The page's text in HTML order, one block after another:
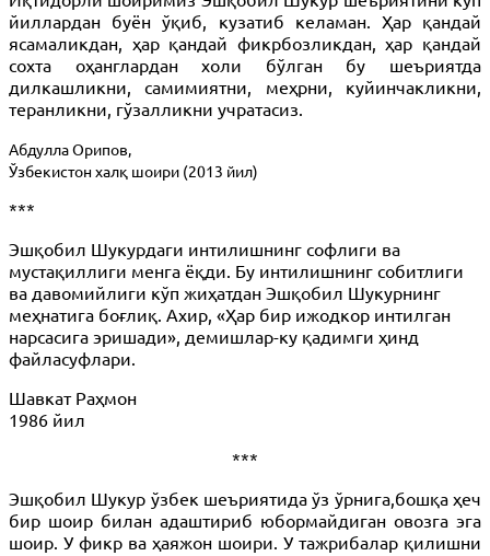
йиллардан буён ўқиб, кузатиб келаман. Ҳар қандай
ясамаликдан, ҳар қандай фикрбозликдан, ҳар қандай
сохта оҳанглардан холи бўлган бу шеъриятда
дилкашликни, самимиятни, меҳрни, куйинчакликни,
теранликни, гўзалликни учратасиз.
Абдулла Орипов,
Ўзбекистон халқ шоири (2013 йил)
***
Эшқобил Шукурдаги интилишнинг софлиги ва
мустақиллиги менга ёқди. Бу интилишнинг собитлиги
ва давомийлиги кўп жиҳатдан Эшқобил Шукурнинг
меҳнатига боғлиқ. Ахир, «Ҳар бир ижодкор интилган
нарсасига эришади», демишлар-ку қадимги ҳинд
файласуфлари.
Шавкат Раҳмон
1986 йил
***
Эшқобил Шукур ўзбек шеъриятида ўз ўрнига,бошқа ҳеч
бир шоир билан адаштириб юбормайдиган овозга эга
шоир. У фикр ва ҳаяжон шоири. У тажрибалар қилишни